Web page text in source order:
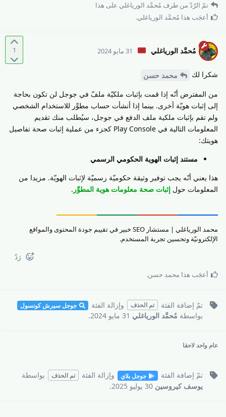
تمّ الرّدّ من طرف مُحمَّد الورياغلي على هذا
أعجَب هذا مُحمَّد الورياغلي.
1 مُحمَّد الورياغلي 31 مايو 2024
شكرا لك
محمد حسن
من المفترض أنّه إذا قمت بإثبات ملكيّة ملفّ في جوجل لن تكون بحاجة
إلى إثبات هويّة أخرى. بينما إذا أنشأت حساب مطوِّر للاستخدام الشخصي
ولم تقم بإثبات ملكية ملف الدفع في جوجل، سيُطلب منك تقديم
المعلومات التالية في Play Console كجزء من عملية إثبات صحة تفاصيل
هويتك:
مستند إثبات الهوية الحكومي الرسمي
هذا يعني أنّه يجب توفير وثيقة حكوميّة رسميّة لإثبات الهويّة. مزيدا من
المعلومات حول إثبات صحة معلومات هوية المطوِّر .
محمد الورياغلي | مستشار SEO خبير في تقييم جودة المحتوى والمواقع
الإلكترونيّة وتحسين تجربة المستخدم.
رَدّ
أعجَب هذا محمد حسن.
تمّ إضافة الفئة تم الحذف وإزالة الفئة جوجل سيرش كونسول
بواسطة مُحمَّد الورياغلي 31 مايو 2024 .
عام واحد لاحقا
تمّ إضافة الفئة جوجل بلاي وإزالة الفئة تم الحذف
بواسطة
يوسف كيروسين 30 يوليو 2025 .